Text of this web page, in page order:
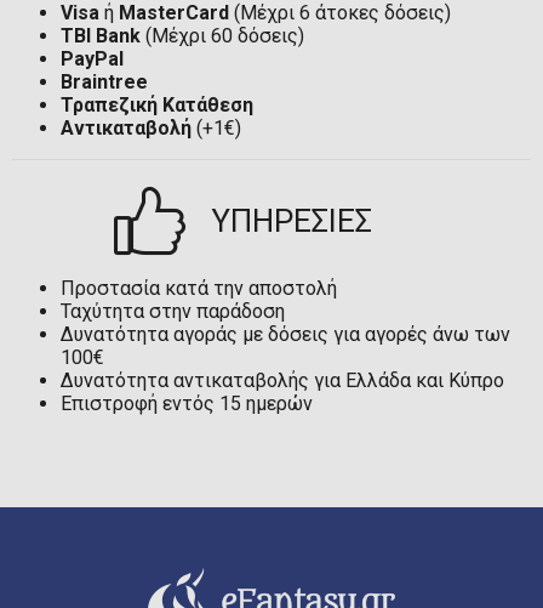
Visa ή MasterCard (Μέχρι 6 άτοκες δόσεις)
TBI Bank (Μέχρι 60 δόσεις)
PayPal
Braintree
Τραπεζική Κατάθεση
Αντικαταβολή (+1€)
ΥΠΗΡΕΣΙΕΣ
Προστασία κατά την αποστολή
Ταχύτητα στην παράδοση
Δυνατότητα αγοράς με δόσεις για αγορές άνω των
100€
Δυνατότητα αντικαταβολής για Ελλάδα και Κύπρο
Επιστροφή εντός 15 ημερών